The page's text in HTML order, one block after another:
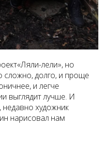
лели», но
сложно, долго, и проще
и легче
выглядит лучше. И
недавно художник
нарисовал нам